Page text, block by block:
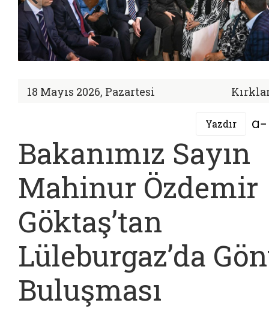
18 Mayıs 2026, Pazartesi
Yazdır
Bakanımız Sayın
Mahinur Özdemir
Göktaş’tan
Lüleburgaz’da
Buluşması